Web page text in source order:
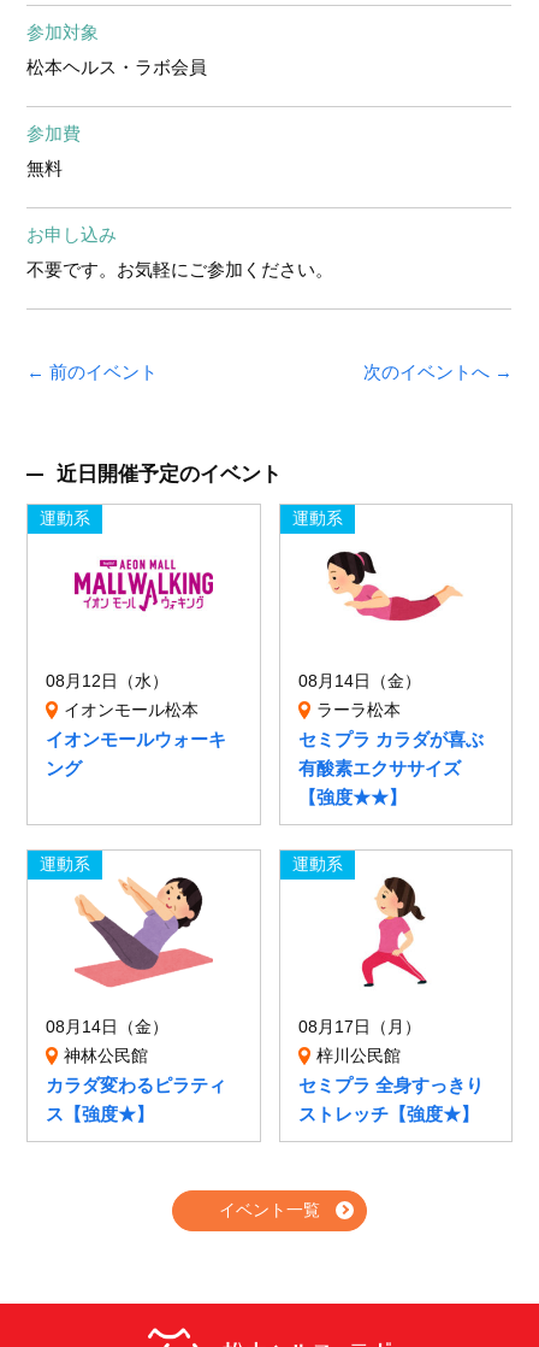
参加対象
松本ヘルス・ラボ会員
参加費
無料
お申し込み
不要です。お気軽にご参加ください。
← 前のイベント 次のイベントへ →
近日開催予定のイベント
運動系
08月12日（水）
イオンモール松本
イオンモールウォーキ
ング
運動系
08月14日（金）
ラーラ松本
セミプラ カラダが喜ぶ
有酸素エクササイズ
【強度★★】
運動系
08月14日（金）
神林公民館
カラダ変わるピラティ
ス【強度★】
運動系
08月17日（月）
梓川公民館
セミプラ 全身すっきり
ストレッチ【強度★】
イベント一覧